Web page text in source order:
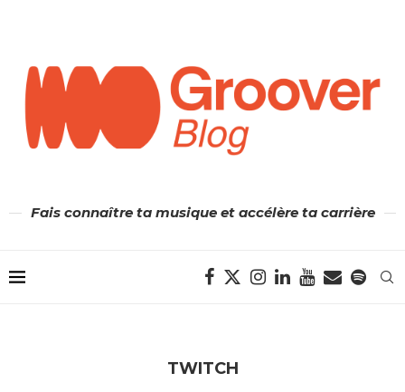
Fais connaître ta musique et accélère ta carrière
TWITCH